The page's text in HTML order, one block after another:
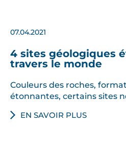
07.04.2021
4 sites géologiques
travers le monde
Couleurs des roches,
étonnantes, certains sites
EN SAVOIR PLUS